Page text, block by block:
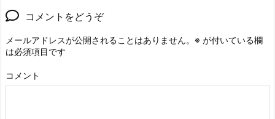
コメントをどうぞ
メールアドレスが公開されることはありません。 ※ が付いている欄
は必須項目です
コメント